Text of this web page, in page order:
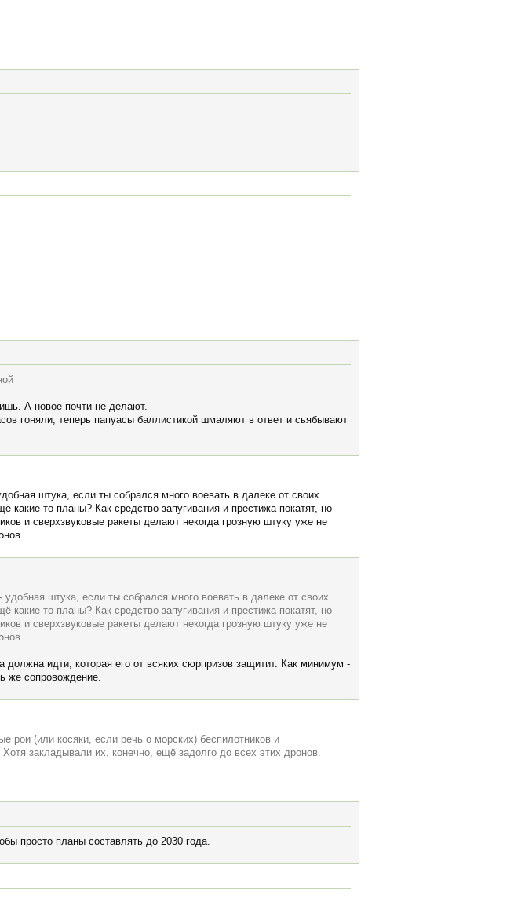
А новое почти не делают.
гоняли, теперь папуасы баллистикой шмаляют в ответ и сьябывают
штука, если ты собрался много воевать в далеке от своих
то планы? Как средство запугивания и престижа покатят, но
и сверхзвуковые ракеты делают некогда грозную штуку уже не
штука, если ты собрался много воевать в далеке от своих
то планы? Как средство запугивания и престижа покатят, но
и сверхзвуковые ракеты делают некогда грозную штуку уже не
идти, которая его от всяких сюрпризов защитит. Как минимум -
же сопровождение.
рои (или косяки, если речь о морских) беспилотников и
закладывали их, конечно, ещё задолго до всех этих дронов.
просто планы составлять до 2030 года.